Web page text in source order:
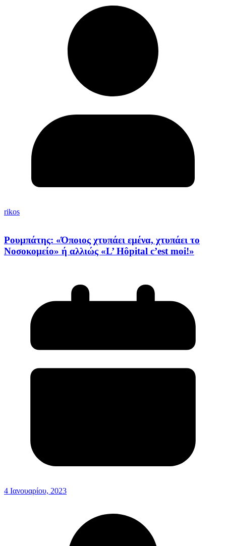
rikos
Ρουμπάτης: «Όποιος χτυπάει εμένα, χτυπάει το
Νοσοκομείο» ή αλλιώς «L’ Hôpital c’est moi!»
4 Ιανουαρίου, 2023